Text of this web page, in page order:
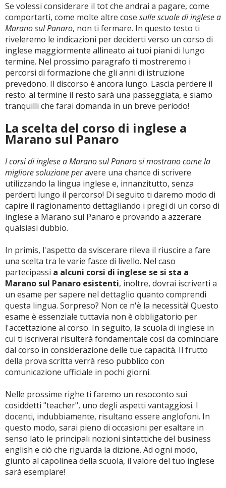
Se volessi considerare il tot che andrai a pagare, come
comportarti, come molte altre cose sulle scuole di inglese a
Marano sul Panaro, non ti fermare. In questo testo ti
riveleremo le indicazioni per deciderti verso un corso di
inglese maggiormente allineato ai tuoi piani di lungo
termine. Nel prossimo paragrafo ti mostreremo i
percorsi di formazione che gli anni di istruzione
prevedono. Il discorso è ancora lungo. Lascia perdere il
resto: al termine il resto sarà una passeggiata, e siamo
tranquilli che farai domanda in un breve periodo!
La scelta del corso di inglese a
Marano sul Panaro
I corsi di inglese a Marano sul Panaro si mostrano come la
migliore soluzione peravere una chance di scrivere
utilizzando la lingua inglese e, innanzitutto, senza
perderti lungo il percorso! Di seguito ti daremo modo di
capire il ragionamento dettagliando i pregi di un corso di
inglese a Marano sul Panaro e provando a azzerare
qualsiasi dubbio.
In primis, l'aspetto da sviscerare rileva il riuscire a fare
una scelta tra le varie fasce di livello. Nel caso
partecipassi a alcuni corsi di inglese se si sta a
Marano sul Panaro esistenti, inoltre, dovrai iscriverti a
un esame per sapere nel dettaglio quanto comprendi
questa lingua. Sorpreso? Non ce n'è la necessità! Questo
esame è essenziale tuttavia non è obbligatorio per
l'accettazione al corso. In seguito, la scuola di inglese in
cui ti iscriverai risulterà fondamentale così da cominciare
dal corso in considerazione delle tue capacità. Il frutto
della prova scritta verrà reso pubblico con
comunicazione ufficiale in pochi giorni.
Nelle prossime righe ti faremo un resoconto sui
cosiddetti "teacher", uno degli aspetti vantaggiosi. I
docenti, indubbiamente, risultano essere anglofoni. In
questo modo, sarai pieno di occasioni per esaltare in
senso lato le principali nozioni sintattiche del business
english e ciò che riguarda la dizione. Ad ogni modo,
giunto al capolinea della scuola, il valore del tuo inglese
sarà esemplare!